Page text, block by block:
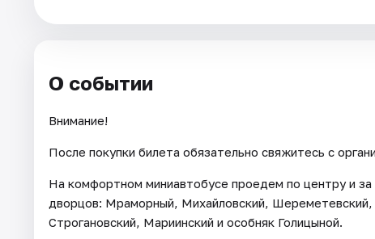
О событии
Внимание!
После покупки билета обязательно свяжитесь с
На комфортном миниавтобусе проедем по центру и
дворцов: Мраморный, Михайловский,
Строгановский, Мариинский и особняк Голицыной.